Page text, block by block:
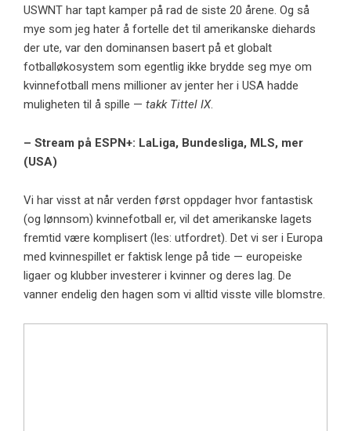
USWNT har tapt kamper på rad de siste 20 årene. Og så
mye som jeg hater å fortelle det til amerikanske diehards
der ute, var den dominansen basert på et globalt
fotballøkosystem som egentlig ikke brydde seg mye om
kvinnefotball mens millioner av jenter her i USA hadde
muligheten til å spille — takk Tittel IX.
– Stream på ESPN+: LaLiga, Bundesliga, MLS, mer
(USA)
Vi har visst at når verden først oppdager hvor fantastisk
(og lønnsom) kvinnefotball er, vil det amerikanske lagets
fremtid være komplisert (les: utfordret). Det vi ser i Europa
med kvinnespillet er faktisk lenge på tide — europeiske
ligaer og klubber investerer i kvinner og deres lag. De
vanner endelig den hagen som vi alltid visste ville blomstre.